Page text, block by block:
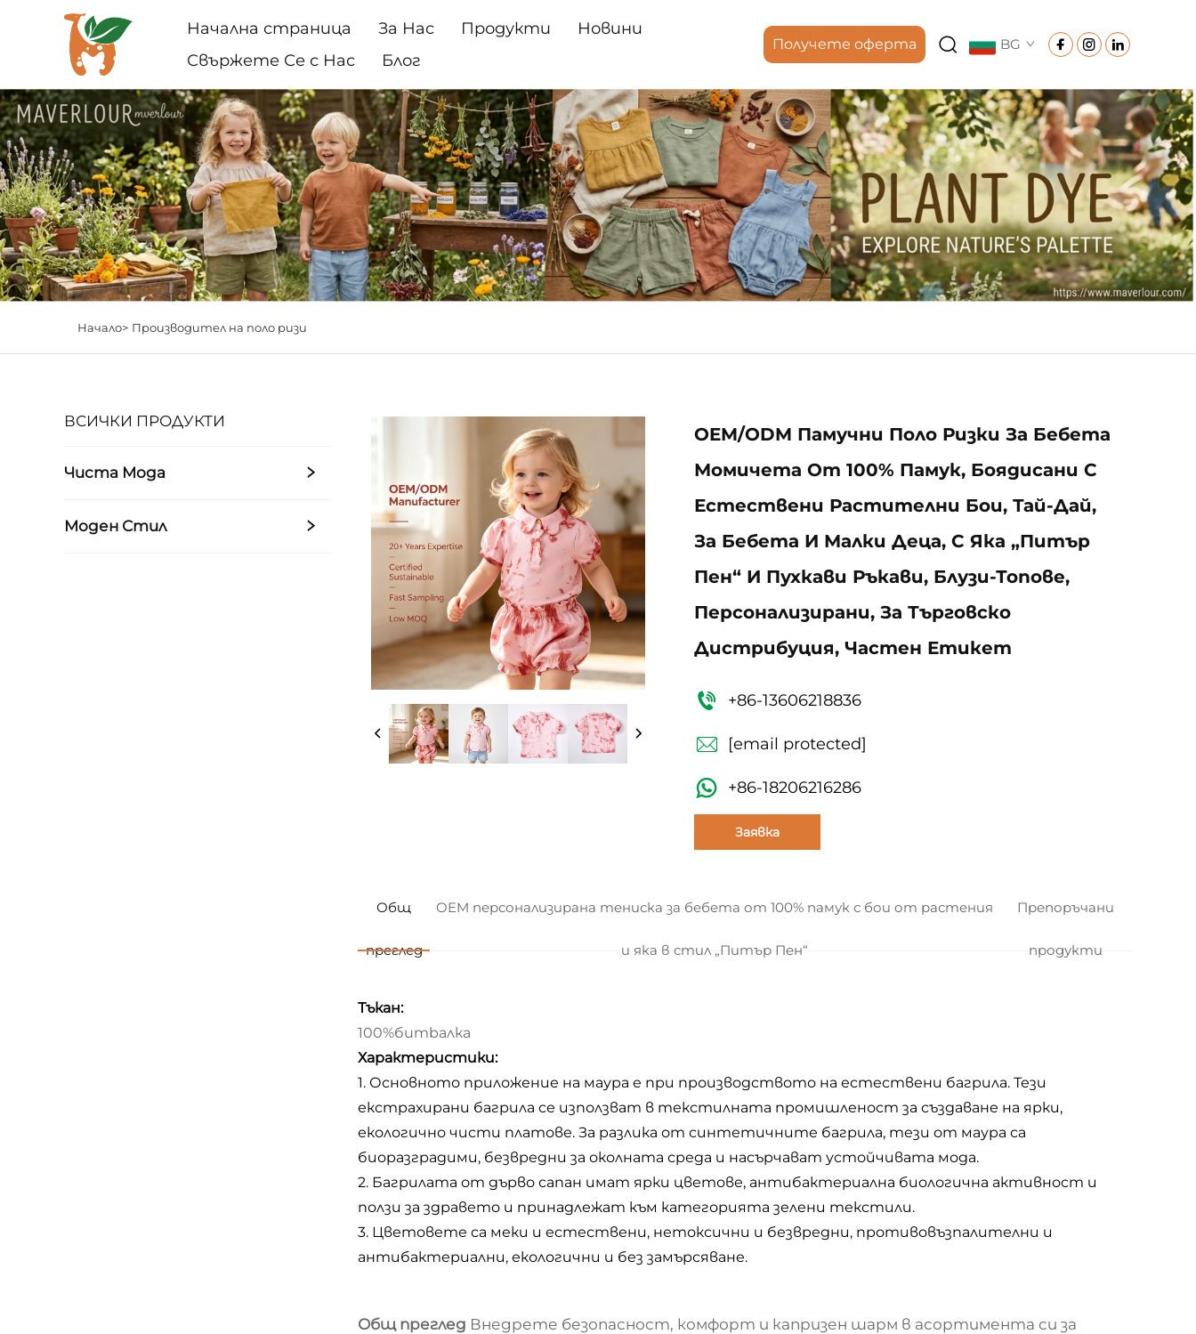
Начална страница За Нас Продукти
Новини
Свържете Се с Нас
Блог
Получете оферта BG
Начало> Производител на поло ризи
ВСИЧКИ ПРОДУКТИ
Чиста Мода
Моден Стил
OEM/ODM Памучни Поло Ризки За Бебета
Момичета От 100% Памук, Боядисани С
Естествени Растителни Бои, Тай-Дай,
За Бебета И Малки Деца, С Яка „Питър
Пен“ И Пухкави Ръкави, Блузи-Топове,
Персонализирани, За Търговско
Дистрибуция, Частен Етикет
+86-13606218836
[email protected]
+86-18206216286
Заявка
Общ
преглед
OEM персонализирана тениска за бебета от 100% памук с бои от растения
и яка в стил „Питър Пен“
Препоръчани
продукти
Тъкан:
100%бumbалка
Характеристики:
1. Основното приложение на маура е при производството на естествени багрила. Тези
екстрахирани багрила се използват в текстилната промишленост за създаване на ярки,
екологично чисти платове. За разлика от синтетичните багрила, тези от маура са
биоразградими, безвредни за околната среда и насърчават устойчивата мода.
2. Багрилата от дърво сапан имат ярки цветове, антибактериална биологична активност и
ползи за здравето и принадлежат към категорията зелени текстили.
3. Цветовете са меки и естествени, нетоксични и безвредни, противовъзпалителни и
антибактериални, екологични и без замърсяване.
Общ преглед Внедрете безопасност, комфорт и капризен шарм в асортимента си за